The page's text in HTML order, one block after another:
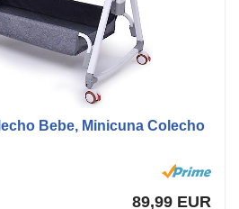
Bebe, Minicuna Colecho
89,99 EUR